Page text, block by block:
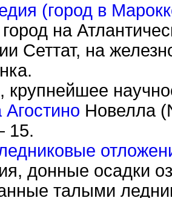
(город в
на
Сеттат, на
, крупнейшее
Новелла
15.
донные осадки
талыми